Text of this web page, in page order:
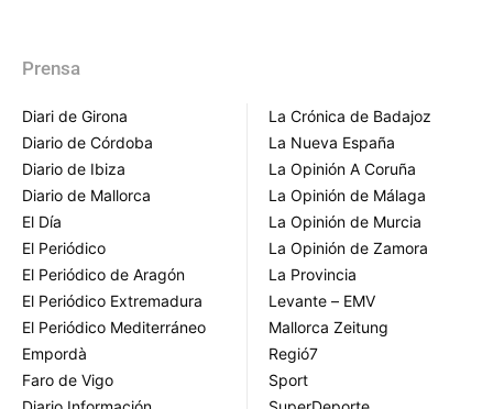
Prensa
Diari de Girona
Diario de Córdoba
Diario de Ibiza
Diario de Mallorca
El Día
El Periódico
El Periódico de Aragón
El Periódico Extremadura
El Periódico Mediterráneo
Empordà
Faro de Vigo
La Crónica de Badajoz
La Nueva España
La Opinión A Coruña
La Opinión de Málaga
La Opinión de Murcia
La Opinión de Zamora
La Provincia
Levante – EMV
Mallorca Zeitung
Regió7
Sport